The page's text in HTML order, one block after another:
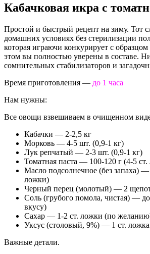
Кабачковая икра с
Простой и быстрый рецепт на зиму. Тот
домашних условиях без стерилизации
которая играючи конкурирует с
этом вы полностью уверены в составе.
сомнительных стабилизаторов и
Время приготовления — до 1 часа
Нам нужны:
Все овощи взвешиваем в очищенном
Кабачки — 2-2,5 кг
Морковь — 4-5 шт. (0,9-1 кг)
Лук репчатый — 2-3 шт. (0,9-1 кг)
Томатная паста — 100-120 г (4-5
Масло подсолнечное (без запаха)
ложки)
Черный перец (молотый) — 2
Соль (грубого помола, чистая) —
вкусу)
Сахар — 1-2 ст. ложки (по
Уксус (столовый, 9%) — 1 ст.
Важные детали.